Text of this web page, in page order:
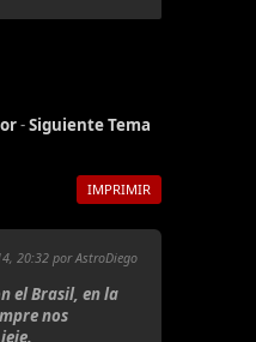
-Siguiente Tema
IMPRIMIR
20:32 por AstroDiego
el Brasil, en la
nos